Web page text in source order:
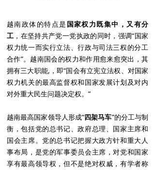
越南政体的特点是 国家权力既集中，又有分
工 ，在坚持共产党一党执政的同时，强调“国家
权力统一而实行立法、行政与司法三权的分工
合作”。越南国会的权力和作用愈来愈突出，其
拥有三大职能,，即“国会有立宪立法权、对国家
权力机关的最高监督权和国家发展计划及对内
对外重大民生问题决定权。”
越南最高国家领导人形成“四架马车”的分工与制
衡，包括党的总书记、政府总理、国家主席和
国会主席。党的总书记把握大政方针和重大人
事布局，是党的军事委员会主席，对党和国家
享有最高领导权，但不是绝对权威，有学者称